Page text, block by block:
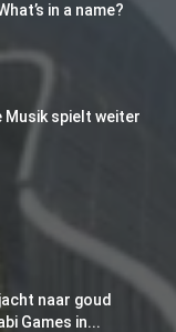
in a name?
Musik spielt weiter
naar goud
Games in...